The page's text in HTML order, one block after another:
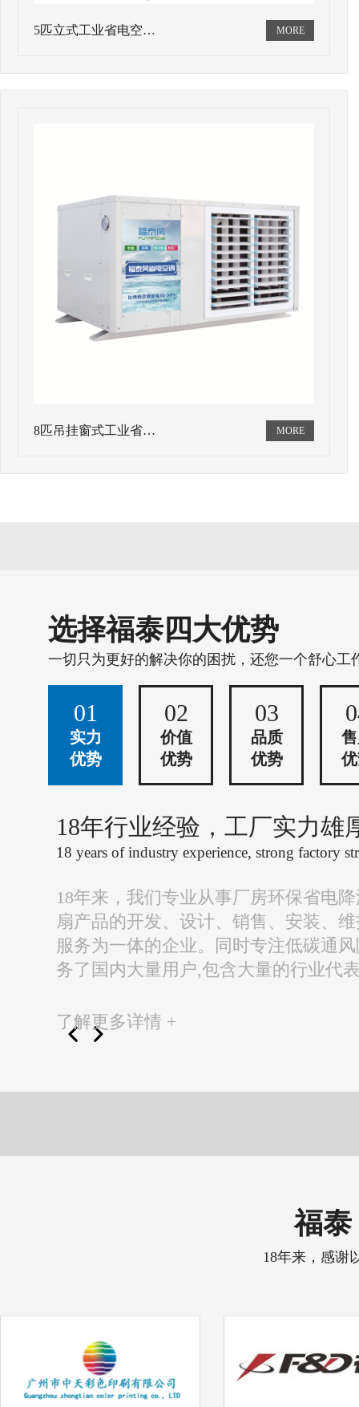
5匹立式工业省电空…
8匹吊挂窗式工业省…
选择福泰四大优势
一切只为更好的解决你的困扰，还您一个舒心工
01
实力
优势
02
价值
优势
03
品质
优势
18年行业经验，工厂实力雄
18 years of industry experience, strong factory
18年来，我们专业从事厂房环保省电
扇产品的开发、设计、销售、安装、
服务为一体的企业。同时专注低碳通
务了国内大量用户,包含大量的行业代
了解更多详情 +
福泰
18年来，感谢